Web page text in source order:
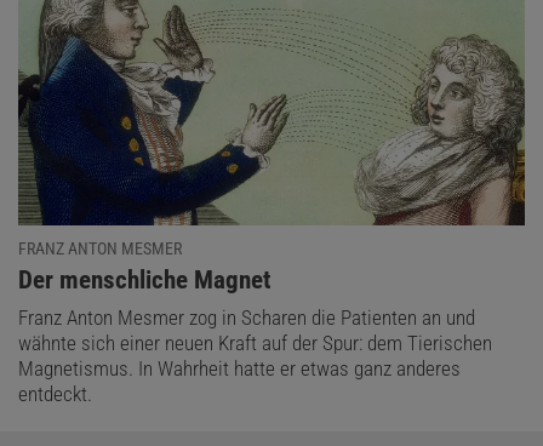
FRANZ ANTON MESMER
:
Der menschliche Magnet
Franz Anton Mesmer zog in Scharen die Patienten an und
wähnte sich einer neuen Kraft auf der Spur: dem Tierischen
Magnetismus. In Wahrheit hatte er etwas ganz anderes
entdeckt.